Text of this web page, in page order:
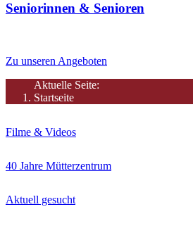
Seniorinnen & Senioren
Zu unseren Angeboten
Aktuelle Seite:
Startseite
Filme & Videos
40 Jahre Mütterzentrum
Aktuell gesucht